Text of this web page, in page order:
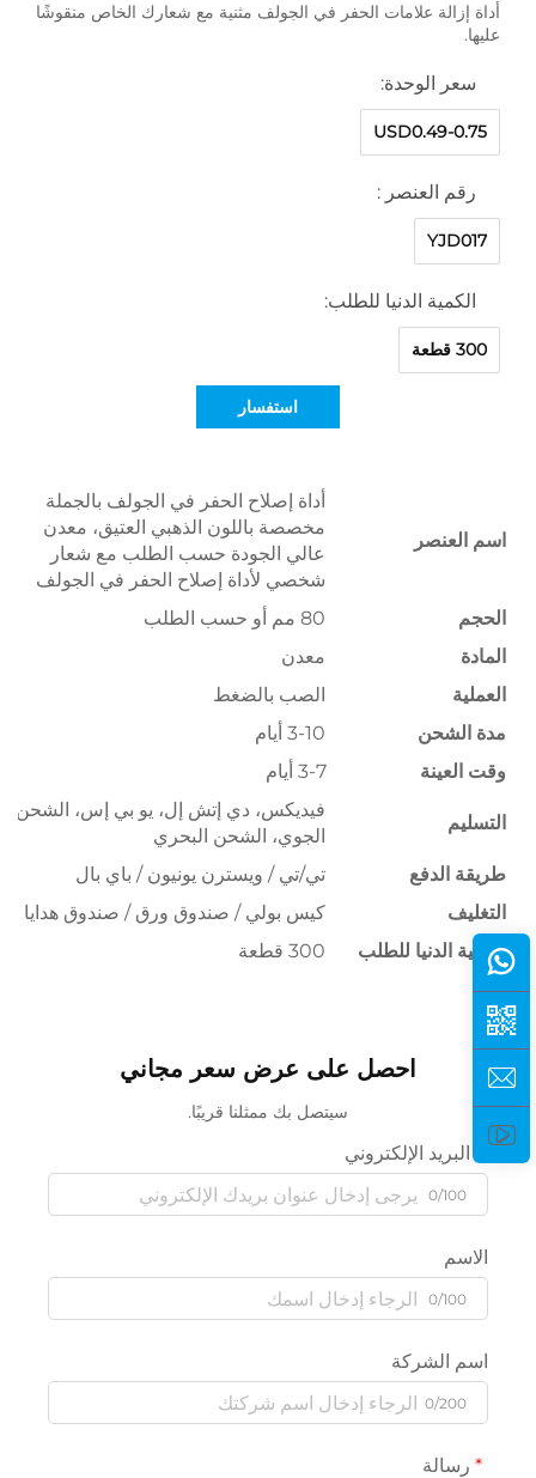
أداة إزالة علامات الحفر في الجولف مثنية مع شعارك الخاص منقوشًا
عليها.
سعر الوحدة:
USD0.49-0.75
رقم العنصر :
YJD017
الكمية الدنيا للطلب:
300 قطعة
استفسار
اسم العنصر
أداة إصلاح الحفر في الجولف بالجملة
مخصصة باللون الذهبي العتيق، معدن
عالي الجودة حسب الطلب مع شعار
شخصي لأداة إصلاح الحفر في الجولف
الحجم
80 مم أو حسب الطلب
المادة
معدن
العملية
الصب بالضغط
مدة الشحن
3-10 أيام
وقت العينة
3-7 أيام
التسليم
فيديكس، دي إتش إل، يو بي إس، الشحن
الجوي، الشحن البحري
طريقة الدفع
تي/تي / ويسترن يونيون / باي بال
التغليف
كيس بولي / صندوق ورق / صندوق هدايا
الكمية الدنيا للطلب
300 قطعة
احصل على عرض سعر مجاني
سيتصل بك ممثلنا قريبًا.
البريد الإلكتروني
0/100
الاسم
0/100
اسم الشركة
0/200
رسالة